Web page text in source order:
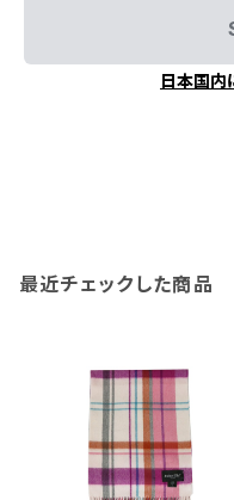
日本国内
最近チェックした商品